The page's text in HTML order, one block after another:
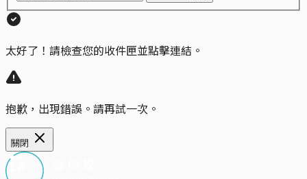
太好了！請檢查您的收件匣並點擊連結。
抱歉，出現錯誤。請再試一次。
關閉